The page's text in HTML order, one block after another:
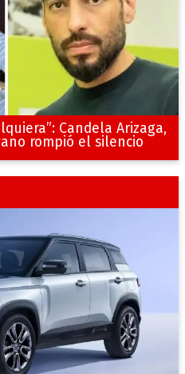
Candela Arizaga,
rompió el silencio